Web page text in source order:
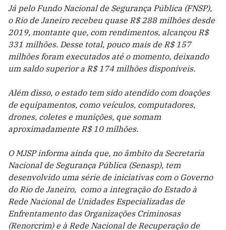
Já pelo Fundo Nacional de Segurança Pública (FNSP),
o Rio de Janeiro recebeu quase R$ 288 milhões desde
2019, montante que, com rendimentos, alcançou R$
331 milhões. Desse total, pouco mais de R$ 157
milhões foram executados até o momento, deixando
um saldo superior a R$ 174 milhões disponíveis.
Além disso, o estado tem sido atendido com doações
de equipamentos, como veículos, computadores,
drones, coletes e munições, que somam
aproximadamente R$ 10 milhões.
O MJSP informa ainda que, no âmbito da Secretaria
Nacional de Segurança Pública (Senasp), tem
desenvolvido uma série de iniciativas com o Governo
do Rio de Janeiro, como a integração do Estado à
Rede Nacional de Unidades Especializadas de
Enfrentamento das Organizações Criminosas
(Renorcrim) e à Rede Nacional de Recuperação de